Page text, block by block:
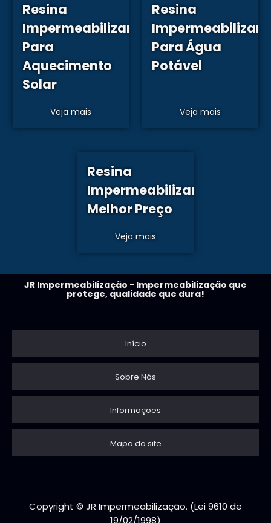
Resina
Impermeabilizante
Para
Aquecimento
Solar
Veja mais
Resina
Para Água
Potável
Veja mais
Resina
Impermeabilizante
Melhor Preço
Veja mais
JR Impermeabilização - Impermeabilização que
protege, qualidade que dura!
Início
Sobre Nós
Informações
Mapa do site
Copyright © JR Impermeabilização. (Lei 9610 de
19/02/1998)